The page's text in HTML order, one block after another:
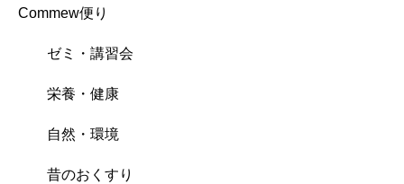
Commew便り
ゼミ・講習会
栄養・健康
自然・環境
昔のおくすり